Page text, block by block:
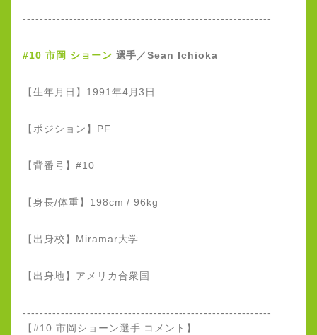
-----------------------------------------------------------
#10 市岡 ショーン 選手／Sean Ichioka
【生年月日】1991年4月3日
【ポジション】PF
【背番号】#10
【身長/体重】198cm / 96kg
【出身校】Miramar大学
【出身地】アメリカ合衆国
-----------------------------------------------------------
【#10 市岡ショーン選手 コメント】